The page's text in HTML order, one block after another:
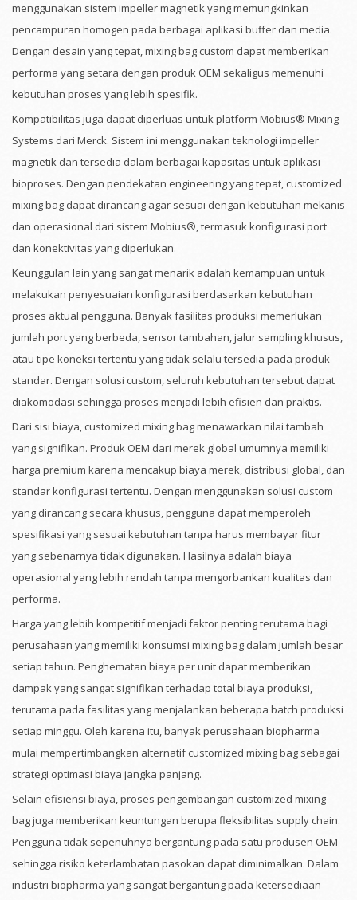
menggunakan sistem impeller magnetik yang memungkinkan
pencampuran homogen pada berbagai aplikasi buffer dan media.
Dengan desain yang tepat, mixing bag custom dapat memberikan
performa yang setara dengan produk OEM sekaligus memenuhi
kebutuhan proses yang lebih spesifik.
Kompatibilitas juga dapat diperluas untuk platform Mobius® Mixing
Systems dari Merck. Sistem ini menggunakan teknologi impeller
magnetik dan tersedia dalam berbagai kapasitas untuk aplikasi
bioproses. Dengan pendekatan engineering yang tepat, customized
mixing bag dapat dirancang agar sesuai dengan kebutuhan mekanis
dan operasional dari sistem Mobius®, termasuk konfigurasi port
dan konektivitas yang diperlukan.
Keunggulan lain yang sangat menarik adalah kemampuan untuk
melakukan penyesuaian konfigurasi berdasarkan kebutuhan
proses aktual pengguna. Banyak fasilitas produksi memerlukan
jumlah port yang berbeda, sensor tambahan, jalur sampling khusus,
atau tipe koneksi tertentu yang tidak selalu tersedia pada produk
standar. Dengan solusi custom, seluruh kebutuhan tersebut dapat
diakomodasi sehingga proses menjadi lebih efisien dan praktis.
Dari sisi biaya, customized mixing bag menawarkan nilai tambah
yang signifikan. Produk OEM dari merek global umumnya memiliki
harga premium karena mencakup biaya merek, distribusi global, dan
standar konfigurasi tertentu. Dengan menggunakan solusi custom
yang dirancang secara khusus, pengguna dapat memperoleh
spesifikasi yang sesuai kebutuhan tanpa harus membayar fitur
yang sebenarnya tidak digunakan. Hasilnya adalah biaya
operasional yang lebih rendah tanpa mengorbankan kualitas dan
performa.
Harga yang lebih kompetitif menjadi faktor penting terutama bagi
perusahaan yang memiliki konsumsi mixing bag dalam jumlah besar
setiap tahun. Penghematan biaya per unit dapat memberikan
dampak yang sangat signifikan terhadap total biaya produksi,
terutama pada fasilitas yang menjalankan beberapa batch produksi
setiap minggu. Oleh karena itu, banyak perusahaan biopharma
mulai mempertimbangkan alternatif customized mixing bag sebagai
strategi optimasi biaya jangka panjang.
Selain efisiensi biaya, proses pengembangan customized mixing
bag juga memberikan keuntungan berupa fleksibilitas supply chain.
Pengguna tidak sepenuhnya bergantung pada satu produsen OEM
sehingga risiko keterlambatan pasokan dapat diminimalkan. Dalam
industri biopharma yang sangat bergantung pada ketersediaan